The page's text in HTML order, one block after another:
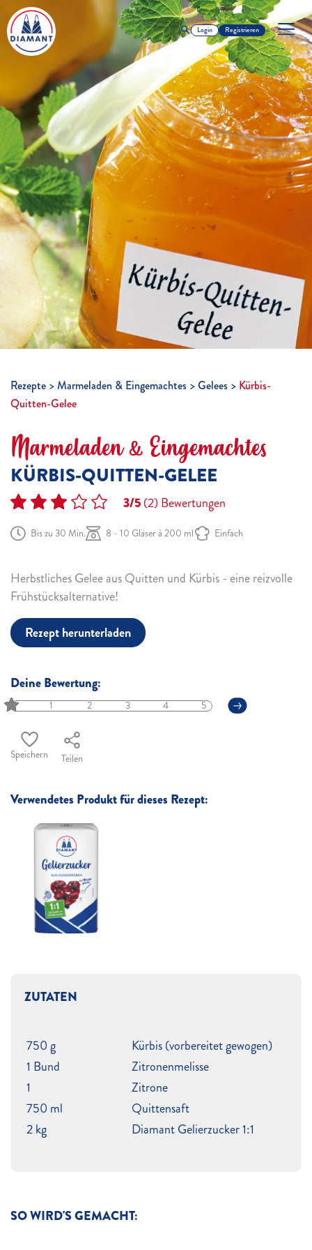
Login Registrieren
Rezepte Marmeladen & Eingemachtes Gelees
Kürbis-
Quitten-Gelee
Marmeladen & Eingemachtes
KÜRBIS-QUITTEN-GELEE
3/5(2)Bewertungen
Bis zu 30 Min. 8 - 10 Gläser à 200 ml Einfach
Herbstliches Gelee aus Quitten und Kürbis - eine reizvolle
Frühstücksalternative!
Rezept herunterladen
Deine Bewertung:
1 2 3 4 5
Speichern Teilen
Verwendetes Produkt für dieses Rezept:
SO WIRD'S GEMACHT:
ZUTATEN
750 g
Kürbis (vorbereitet gewogen)
1 Bund
Zitronenmelisse
1
Zitrone
750 ml
Quittensaft
2 kg
Diamant Gelierzucker 1:1